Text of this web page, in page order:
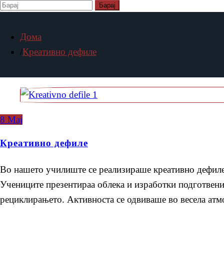
Барај
Дома
Креативно дефиле
8 Мај
Креативно дефиле
Во нашето училиште се реализираше креативно
Учениците презентираа облека и изработки
рециклирањето. Активноста се одвиваше во весела